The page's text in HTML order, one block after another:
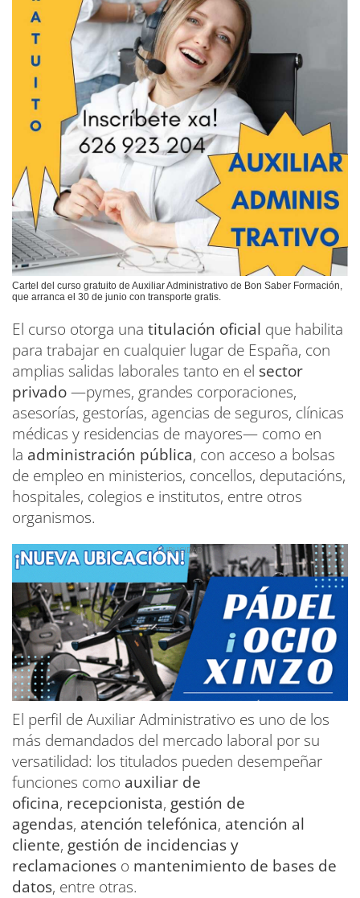
Cartel del curso gratuito de Auxiliar Administrativo de Bon Saber Formación,
que arranca el 30 de junio con transporte gratis.
El curso otorga una titulación oficial que habilita
para trabajar en cualquier lugar de España, con
amplias salidas laborales tanto en el sector
privado—pymes, grandes corporaciones,
asesorías, gestorías, agencias de seguros, clínicas
médicas y residencias de mayores— como en
la administración pública, con acceso a bolsas
de empleo en ministerios, concellos, deputacións,
hospitales, colegios e institutos, entre otros
organismos.
El perfil de Auxiliar Administrativo es uno de los
más demandados del mercado laboral por su
versatilidad: los titulados pueden desempeñar
funciones como auxiliar de
oficina, recepcionista, gestión de
agendas, atención telefónica, atención al
cliente, gestión de incidencias y
reclamaciones o mantenimiento de bases de
datos, entre otras.